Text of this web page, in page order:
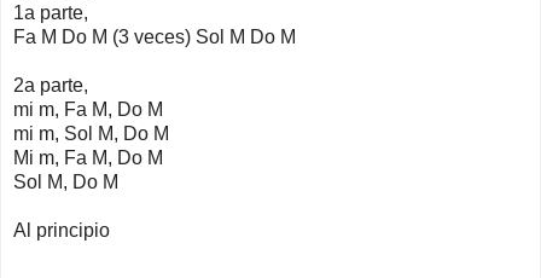
1a parte,
Fa M Do M (3 veces) Sol M Do M
2a parte,
mi m, Fa M, Do M
mi m, Sol M, Do M
Mi m, Fa M, Do M
Sol M, Do M
Al principio